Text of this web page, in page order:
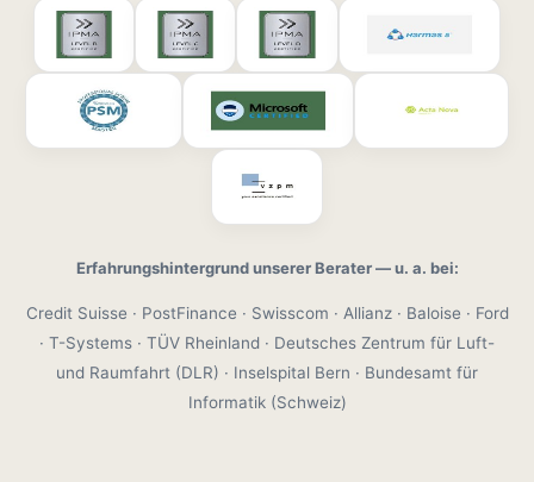
Erfahrungshintergrund unserer Berater — u. a. bei:
Credit Suisse · PostFinance · Swisscom · Allianz · Baloise · Ford
· T-Systems · TÜV Rheinland · Deutsches Zentrum für Luft-
und Raumfahrt (DLR) · Inselspital Bern · Bundesamt für
Informatik (Schweiz)